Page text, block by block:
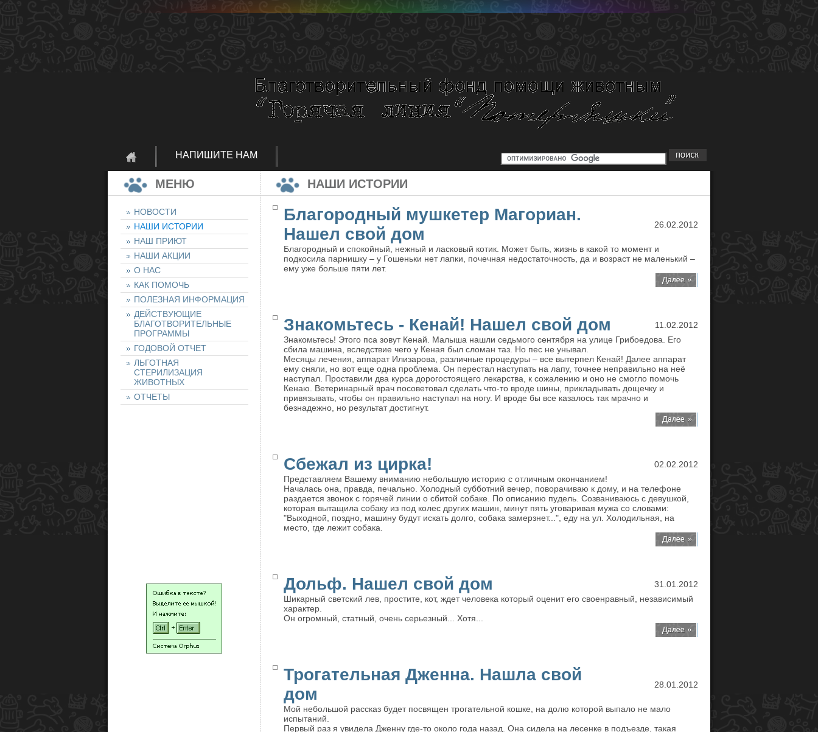
НАПИШИТЕ НАМ
МЕНЮ
НОВОСТИ
НАШИ ИСТОРИИ
НАШ ПРИЮТ
НАШИ АКЦИИ
О НАС
КАК ПОМОЧЬ
ПОЛЕЗНАЯ ИНФОРМАЦИЯ
ДЕЙСТВУЮЩИЕ
БЛАГОТВОРИТЕЛЬНЫЕ
ПРОГРАММЫ
ГОДОВОЙ ОТЧЕТ
ЛЬГОТНАЯ
СТЕРИЛИЗАЦИЯ
ЖИВОТНЫХ
ОТЧЕТЫ
НАШИ ИСТОРИИ
Благородный мушкетер Магориан.
Нашел свой дом
26.02.2012
Благородный и спокойный, нежный и ласковый котик. Может быть, жизнь в какой то момент и
подкосила парнишку – у Гошеньки нет лапки, почечная недостаточность, да и возраст не маленький –
ему уже больше пяти лет.
Знакомьтесь - Кенай! Нашел свой дом
11.02.2012
Знакомьтесь! Этого пса зовут Кенай. Малыша нашли седьмого сентября на улице Грибоедова. Его
сбила машина, вследствие чего у Кеная был сломан таз. Но пес не унывал.
Месяцы лечения, аппарат Илизарова, различные процедуры – все вытерпел Кенай! Далее аппарат
ему сняли, но вот еще одна проблема. Он перестал наступать на лапу, точнее неправильно на неё
наступал. Проставили два курса дорогостоящего лекарства, к сожалению и оно не смогло помочь
Кенаю. Ветеринарный врач посоветовал сделать что-то вроде шины, прикладывать дощечку и
привязывать, чтобы он правильно наступал на ногу. И вроде бы все казалось так мрачно и
безнадежно, но результат достигнут.
Сбежал из цирка!
02.02.2012
Представляем Вашему вниманию небольшую историю с отличным окончанием!
Началась она, правда, печально. Холодный субботний вечер, поворачиваю к дому, и на телефоне
раздается звонок с горячей линии о сбитой собаке. По описанию пудель. Созваниваюсь с девушкой,
которая вытащила собаку из под колес других машин, минут пять уговаривая мужа со словами:
"Выходной, поздно, машину будут искать долго, собака замерзнет...", еду на ул. Холодильная, на
место, где лежит собака.
Дольф. Нашел свой дом
31.01.2012
Шикарный светский лев, простите, кот, ждет человека который оценит его своенравный, независимый
характер.
Он огромный, статный, очень серьезный... Хотя...
Трогательная Дженна. Нашла свой
дом
28.01.2012
Мой небольшой рассказ будет посвящен трогательной кошке, на долю которой выпало не мало
испытаний.
Первый раз я увидела Дженну где-то около года назад. Она сидела на лесенке в подъезде, такая